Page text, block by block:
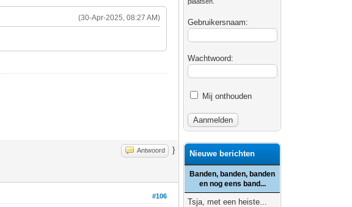
(30-Apr-2025, 08:27 AM)
Antwoord }
#106
Gebruikersnaam:
Wachtwoord:
Mij onthouden
Nieuwe berichten
Banden, banden, banden
en nog eens band...
Tsja, met een heiste...